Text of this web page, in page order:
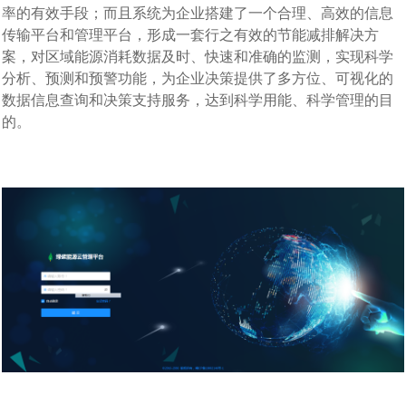
率的有效手段；而且系统为企业搭建了一个合理、高效的信息
传输平台和管理平台，形成一套行之有效的节能减排解决方
案 ， 对区域能源消耗数据及时、快速和准确的监测，实现科学
分析、预测和预警功能，为企业决策提供了多方位、可视化的
数据信息查询和决策支持服务，达到科学用能、科学管理的目
的。